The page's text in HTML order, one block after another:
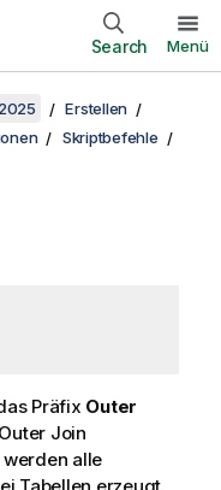
Search Menü
Erstellen
Skriptbefehle
Präfix Outer
Join
alle